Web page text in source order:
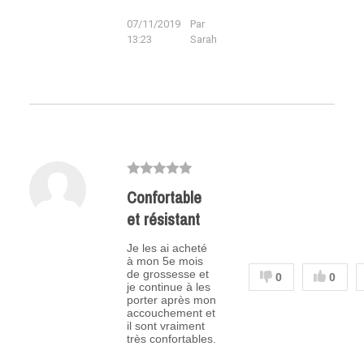
07/11/2019
13:23
Par
Sarah
Confortable
et résistant
Je les ai acheté
à mon 5e mois
de grossesse et
je continue à les
porter après mon
accouchement et
il sont vraiment
très confortables.
0 0